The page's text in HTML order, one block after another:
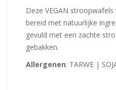
Deze VEGAN
bereid met natuurlijke
gevuld met een zachte
gebakken.
Allergenen: TARWE |